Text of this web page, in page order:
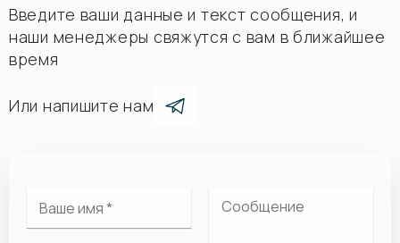
Введите ваши данные и текст сообщения, и
наши менеджеры свяжутся с вам в ближайшее
время
Или напишите нам